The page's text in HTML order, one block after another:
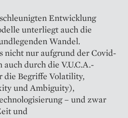
Entwicklung
unterliegt auch die
Wandel.
nicht nur aufgrund der Covid-
auch durch die V.U.C.A.-
die Begriffe Volatility,
und Ambiguity),
– und zwar
und